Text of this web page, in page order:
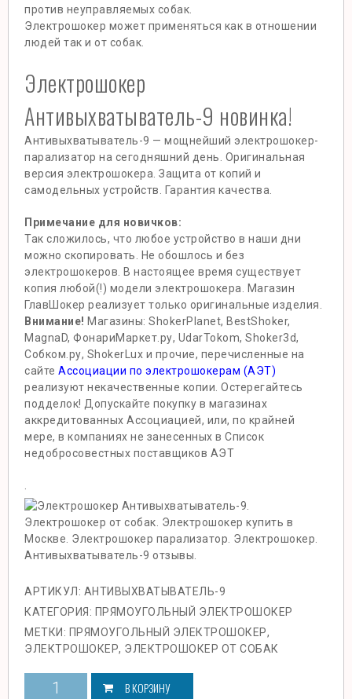
против неуправляемых собак.
Электрошокер может применяться как в отношении
людей так и от собак.
Электрошокер
Антивыхватыватель-9 новинка!
Антивыхватыватель-9 — мощнейший электрошокер-
парализатор на сегодняшний день. Оригинальная
версия электрошокера. Защита от копий и
самодельных устройств. Гарантия качества.
Примечание для новичков:
Так сложилось, что любое устройство в наши дни
можно скопировать. Не обошлось и без
электрошокеров. В настоящее время существует
копия любой(!) модели электрошокера. Магазин
ГлавШокер реализует только оригинальные изделия.
Внимание! Магазины: ShokerPlanet, BestShoker,
MagnaD, ФонариМаркет.ру, UdarTokom, Shoker3d,
Собком.ру, ShokerLux и прочие, перечисленные на
сайте Ассоциации по электрошокерам (АЭТ)
реализуют некачественные копии. Остерегайтесь
подделок! Допускайте покупку в магазинах
аккредитованных Ассоциацией, или, по крайней
мере, в компаниях не занесенных в Список
недобросовестных поставщиков АЭТ
АРТИКУЛ: АНТИВЫХВАТЫВАТЕЛЬ-9
КАТЕГОРИЯ: ПРЯМОУГОЛЬНЫЙ ЭЛЕКТРОШОКЕР
МЕТКИ: ПРЯМОУГОЛЬНЫЙ ЭЛЕКТРОШОКЕР,
ЭЛЕКТРОШОКЕР, ЭЛЕКТРОШОКЕР ОТ СОБАК
В КОРЗИНУ